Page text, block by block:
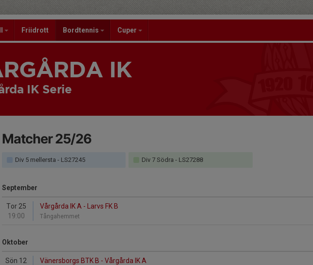
Friidrott Bordtennis Cuper
IK
IK Serie
Matcher 25/26
Div 5 mellersta - LS27245 Div 7 Södra - LS27288
September
Tor 25
19:00
Vårgårda IK A - Larvs FK B
Tångahemmet
Oktober
Sön 12
Vänersborgs BTK B - Vårgårda IK A